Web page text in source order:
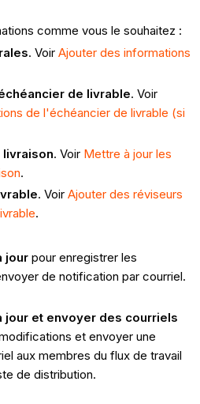
comme vous le souhaitez :
. Voir Ajouter des informations
de livrable. Voir
de l'échéancier de livrable (si
livraison. Voir Mettre à jour les
.
. Voir Ajouter des réviseurs
.
jourpour enregistrer les
de notification par courriel.
jour et envoyer des courriels
et envoyer une
aux membres du flux de travail
de distribution.